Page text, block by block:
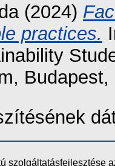
(2024)
practices.
szolgáltatásfejlesztése